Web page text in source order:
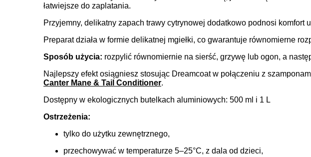
łatwiejsze do zaplatania.
Przyjemny, delikatny zapach trawy cytrynowej dodatkowo podnosi
Preparat działa w formie delikatnej mgiełki, co gwarantuje równomierne
Sposób użycia: rozpylić równomiernie na sierść, grzywę lub ogon, a
Najlepszy efekt osiągniesz stosując Dreamcoat w połączeniu z
Canter Mane & Tail Conditioner.
Dostępny w ekologicznych butelkach aluminiowych: 500 ml i 1 L
Ostrzeżenia:
tylko do użytku zewnętrznego,
przechowywać w temperaturze 5–25°C, z dala od dzieci,